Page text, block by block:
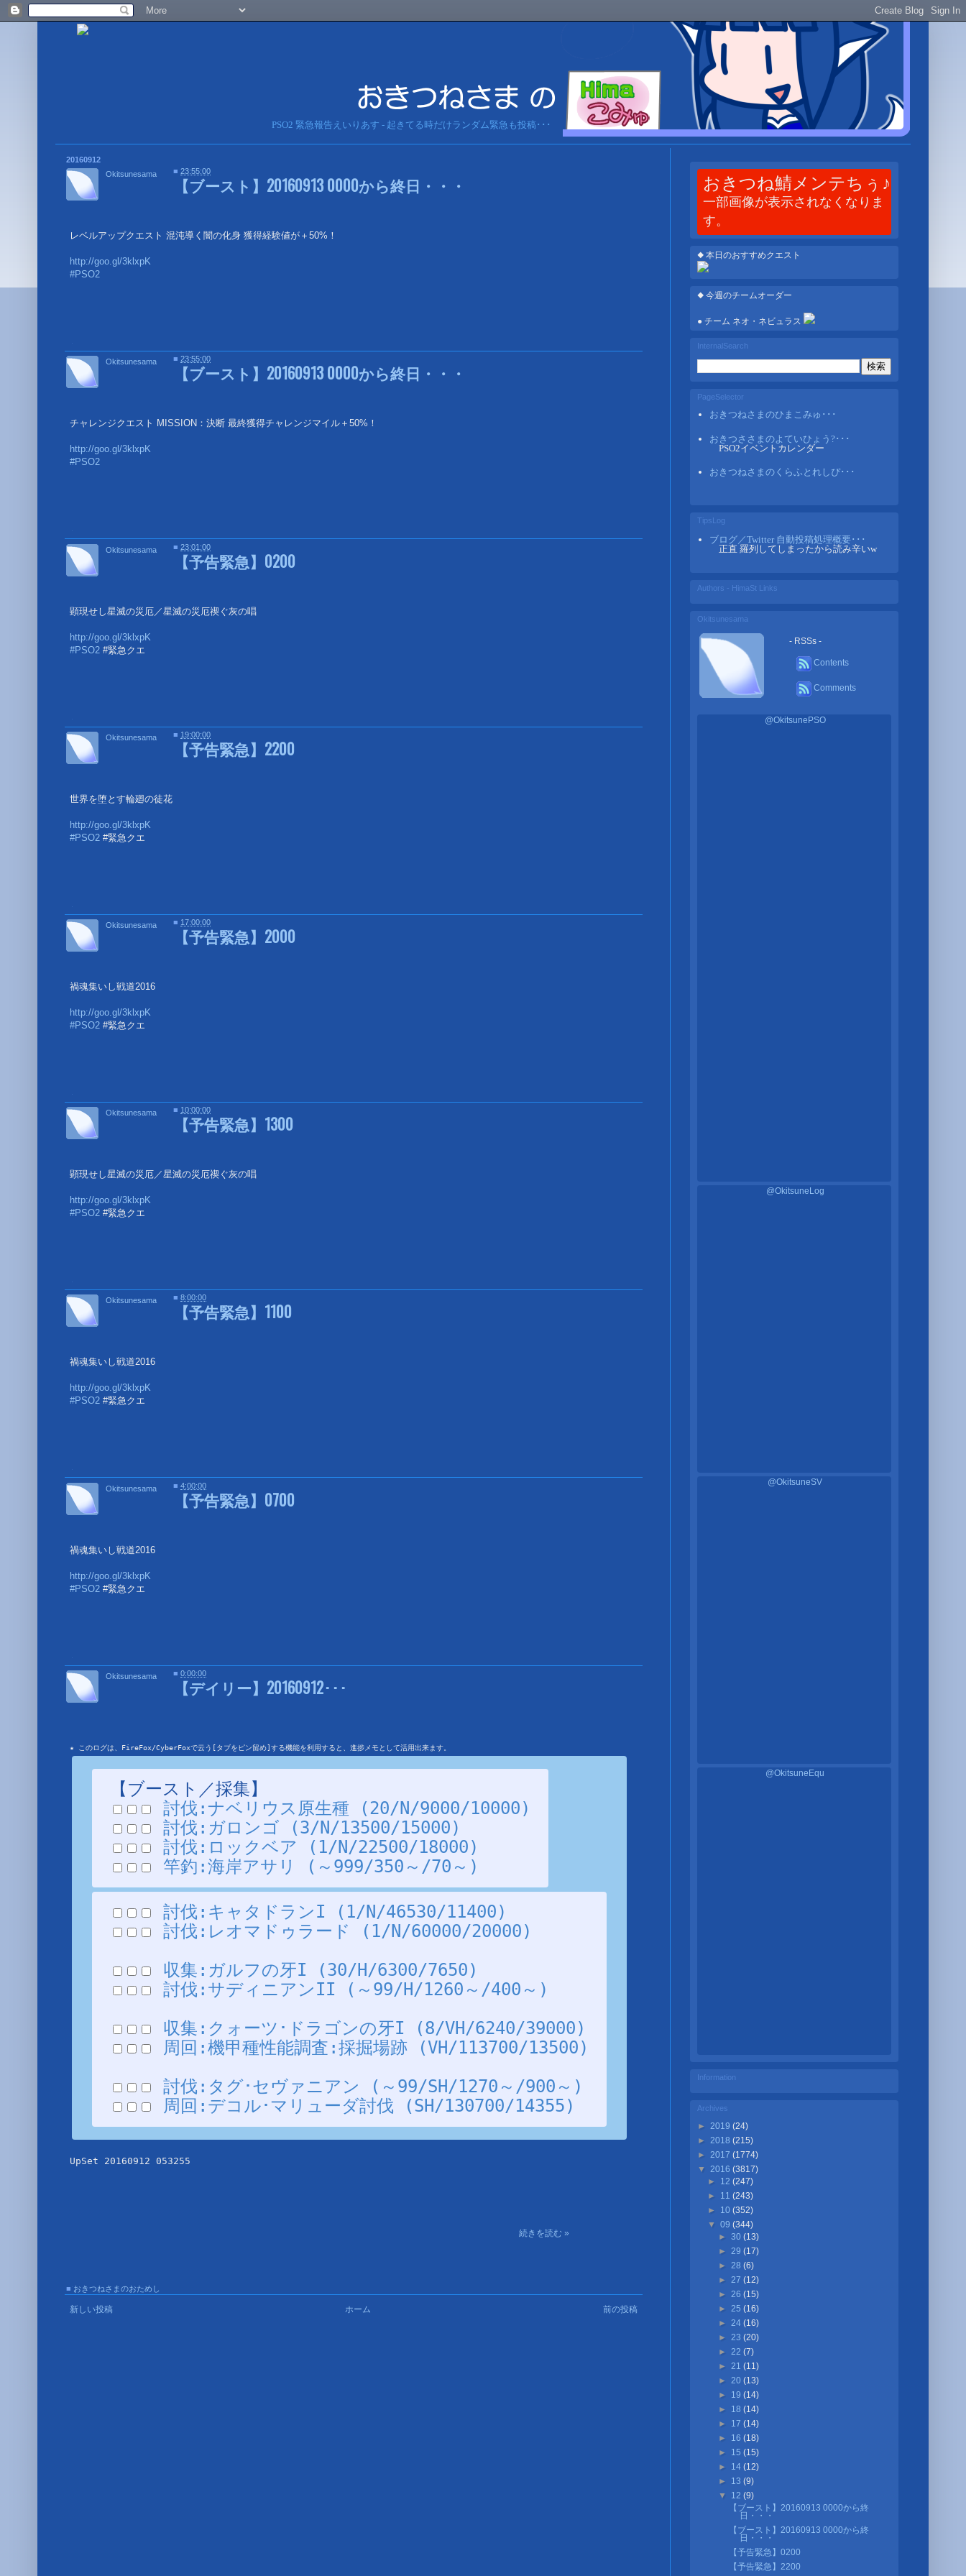
PSO2 緊急報告えいりあす - 起きてる時だけランダム緊急も投稿･･･
20160912
【ブースト】 20160913 0000から終日・・・
レベルアップクエスト 混沌導く闇の化身 獲得経験値が＋50%！
http://goo.gl/3klxpK
#PSO2
Okitsunesama ■23:55:00
【ブースト】 20160913 0000から終日・・・
チャレンジクエスト MISSION：決断 最終獲得チャレンジマイル＋50%！
http://goo.gl/3klxpK
#PSO2
Okitsunesama ■23:55:00
【予告緊急】0200
顕現せし星滅の災厄／星滅の災厄禊ぐ灰の唱
http://goo.gl/3klxpK
#PSO2 #緊急クエ
Okitsunesama ■23:01:00
【予告緊急】2200
世界を堕とす輪廻の徒花
http://goo.gl/3klxpK
#PSO2 #緊急クエ
Okitsunesama ■ 19:00:00
【予告緊急】2000
禍魂集いし戦道2016
http://goo.gl/3klxpK
#PSO2 #緊急クエ
Okitsunesama ■ 17:00:00
【予告緊急】1300
顕現せし星滅の災厄／星滅の災厄禊ぐ灰の唱
http://goo.gl/3klxpK
#PSO2 #緊急クエ
Okitsunesama ■ 10:00:00
【予告緊急】1100
禍魂集いし戦道2016
http://goo.gl/3klxpK
#PSO2 #緊急クエ
Okitsunesama ■8:00:00
【予告緊急】0700
禍魂集いし戦道2016
http://goo.gl/3klxpK
#PSO2 #緊急クエ
Okitsunesama ■4:00:00
【デイリー】20160912･･･
★ このログは、FireFox/CyberFoxで云う[タブをピン留め]する機能を利用すると、進捗メモとして活用出来ます。
【ブースト／採集】
討伐:ナベリウス原生種 (20/N/9000/10000)
討伐:ガロンゴ (3/N/13500/15000)
討伐:ロックベア (1/N/22500/18000)
竿釣:海岸アサリ (～999/350～/70～)
討伐:キャタドランI (1/N/46530/11400)
討伐:レオマドゥラード (1/N/60000/20000)
収集:ガルフの牙I (30/H/6300/7650)
討伐:サディニアンII (～99/H/1260～/400～)
収集:クォーツ･ドラゴンの牙I (8/VH/6240/39000)
周回:機甲種性能調査:採掘場跡 (VH/113700/13500)
討伐:タグ･セヴァニアン (～99/SH/1270～/900～)
周回:デコル･マリューダ討伐 (SH/130700/14355)
UpSet 20160912 053255
続きを読む »
Okitsunesama ■0:00:00
■ おきつねさまのおためし
新しい投稿 前の投稿
ホーム
おきつね鯖メンテちぅ♪
一部画像が表示されなくなりま
す。
◆ 本日のおすすめクエスト
◆ 今週のチームオーダー
● チーム ネオ・ネビュラス
InternalSearch
PageSelector
おきつねさまのひまこみゅ･･･
おきつささまのよていひょう?･･･
PSO2イベントカレンダー
おきつねさまのくらふとれしぴ･･･
TipsLog
ブログ／Twitter 自動投稿処理概要･･･
正直 羅列してしまったから読み辛いw
Authors - HimaSt Links
Okitsunesama
- RSSs -
Contents
Comments
@OkitsunePSO
@OkitsuneLog
@OkitsuneSV
@OkitsuneEqu
Information
Archives
► 2019 (24)
► 2018 (215)
► 2017 (1774)
▼ 2016 (3817)
► 12(247)
► 11(243)
► 10(352)
▼09(344)
► 30 (13)
► 29 (17)
► 28 (6)
► 27 (12)
► 26 (15)
► 25 (16)
► 24 (16)
► 23 (20)
► 22 (7)
► 21 (11)
► 20 (13)
► 19 (14)
► 18 (14)
► 17 (14)
► 16 (18)
► 15 (15)
► 14 (12)
► 13 (9)
▼ 12 (9)
【ブースト】20160913 0000から終
日・・・
【ブースト】20160913 0000から終
日・・・
【予告緊急】0200
【予告緊急】2200